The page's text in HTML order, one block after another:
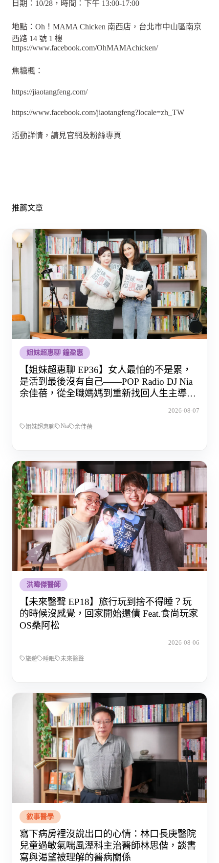
日期：10/28，時間：下午 13:00-17:00
地點：Oh！MAMA Chicken 南西店，台北市中山區南京
西路 14 號 1 樓
https://www.facebook.com/OhMAMAchicken/
焦糖楓：
https://jiaotangfeng.com/
https://www.facebook.com/jiaotangfeng?locale=zh_TW
活動詳情，請見官網及粉絲專頁
推薦文章
姐妹超惠聊 鐘盈惠
【姐妹超惠聊 EP36】女人最怕的不是累，
是活到最後沒有自己——POP Radio DJ Nia
余佳蓓，從全職媽媽到重新找回人生主導權
2026-08-07
姐妹超惠聊 Nia 余佳蓓
洪暐傑醫師
【未來醫聲 EP18】旅行玩到捨不得睡？玩
的時候沒感覺，回家開始還債 Feat.食尚玩家
OS桑阿松
2026-08-06
旅遊 睡眠 未來醫聲
敘事醫學
寫下病房裡沒說出口的心情：林口長庚醫院
兒童過敏氣喘風溼科主治醫師林思偕，談書
寫與渴望被理解的醫病關係